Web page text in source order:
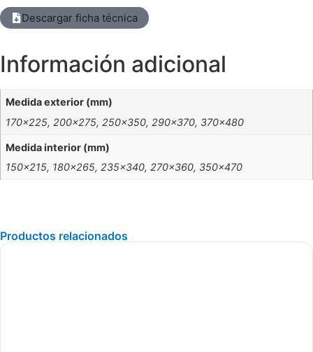
Descargar ficha técnica
Información adicional
Medida exterior (mm)
170×225, 200×275, 250×350, 290×370, 370×480
Medida interior (mm)
150×215, 180×265, 235×340, 270×360, 350×470
Productos relacionados